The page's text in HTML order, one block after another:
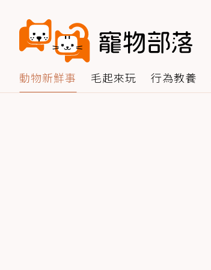
動物新鮮事 毛起來玩 行為教養